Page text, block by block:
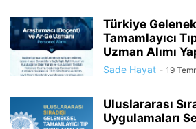
Türkiye
Tamamlayıcı
Uzman Alımı
Sade Hayat - 19
Uluslararası
Uygulamaları